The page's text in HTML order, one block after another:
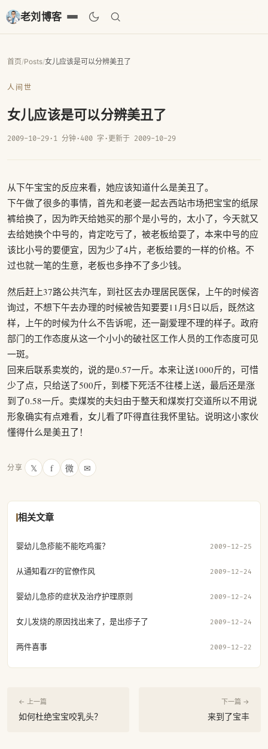
老刘博客
首页/Posts/女儿应该是可以分辨美丑了
人间世
女儿应该是可以分辨美丑了
2009-10-29· 1 分钟· 400 字 · 更新于 2009-10-29
从下午宝宝的反应来看，她应该知道什么是美丑了。
下午做了很多的事情，首先和老婆一起去西站市场把宝宝的纸尿
裤给换了，因为昨天给她买的那个是小号的，太小了，今天就又
去给她换个中号的，肯定吃亏了，被老板给耍了，本来中号的应
该比小号的要便宜，因为少了4片，老板给要的一样的价格。不
过也就一笔的生意，老板也多挣不了多少钱。
然后赶上37路公共汽车，到社区去办理居民医保，上午的时候咨
询过，不想下午去办理的时候被告知要要11月5日以后，既然这
样，上午的时候为什么不告诉呢，还一副爱理不理的样子。政府
部门的工作态度从这一个小小的破社区工作人员的工作态度可见
一斑。
回来后联系卖炭的，说的是0.57一斤。本来让送1000斤的，可惜
少了点，只给送了500斤，到楼下死活不往楼上送，最后还是涨
到了0.58一斤。卖煤炭的夫妇由于整天和煤炭打交道所以不用说
形象确实有点难看，女儿看了吓得直往我怀里钻。说明这小家伙
懂得什么是美丑了！
分享 𝕏 f 微 ✉
相关文章
婴幼儿急疹能不能吃鸡蛋？ 2009-12-25
从通知看ZF的官僚作风 2009-12-24
婴幼儿急疹的症状及治疗护理原则 2009-12-24
女儿发烧的原因找出来了，是出疹子了 2009-12-24
两件喜事 2009-12-22
← 上一篇
如何杜绝宝宝咬乳头？
下一篇 →
来到了宝丰